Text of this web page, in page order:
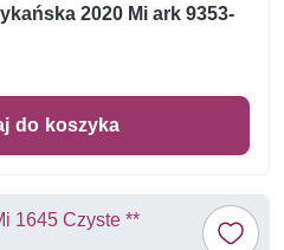
2020 Mi ark 9353-
do koszyka